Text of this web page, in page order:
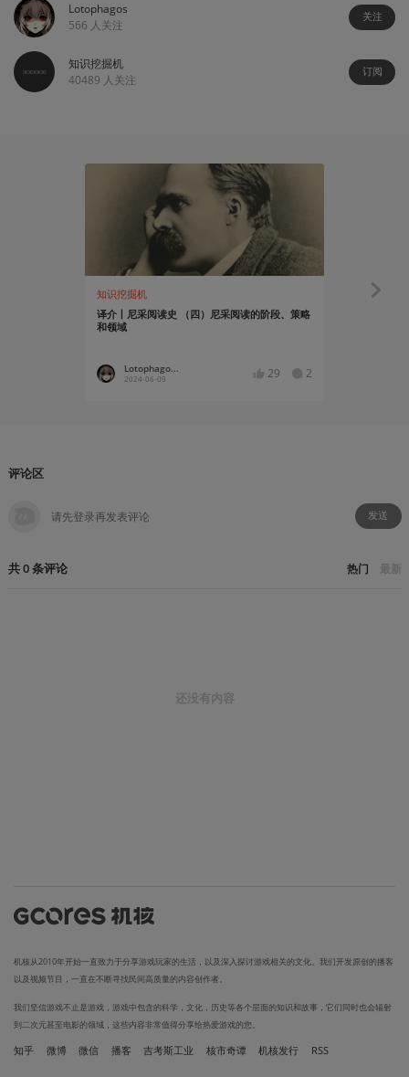
Lotophagos
566 人关注
关注
知识挖掘机
40489 人关注
订阅
知识挖掘机
译介丨尼采阅读史 （四）尼采阅读的阶段、策略
和领域
Lotophago...
2024-06-09 29 2
知识挖掘机
评论区
发送
共0条评论 热门 最新
还没有内容
机核从2010年开始一直致力于分享游戏玩家的生活，以及深入探讨游戏相关的文化。我们开发原创的播客
以及视频节目，一直在不断寻找民间高质量的内容创作者。
我们坚信游戏不止是游戏，游戏中包含的科学，文化，历史等各个层面的知识和故事，它们同时也会辐射
到二次元甚至电影的领域，这些内容非常值得分享给热爱游戏的您。
知乎 微博 微信 播客 吉考斯工业 核市奇谭 机核发行 RSS